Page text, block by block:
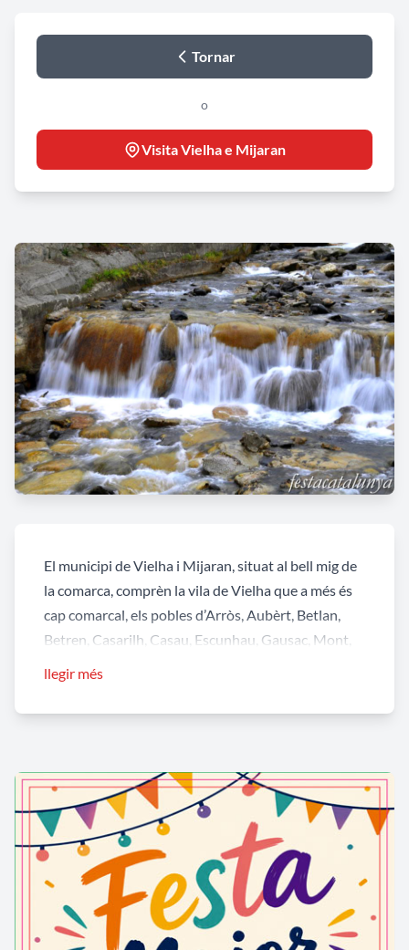
Tornar
o
Visita Vielha e Mijaran
El municipi de Vielha i Mijaran, situat al bell mig de
la comarca, comprèn la vila de Vielha que a més és
cap comarcal, els pobles d’Arròs, Aubèrt, Betlan,
Betren, Casarilh, Casau, Escunhau, Gausac, Mont,
ARRÒS
AUBÈRT
Per visitar els principals punts d’interès d’ Aubert
BETLAN
llegir més